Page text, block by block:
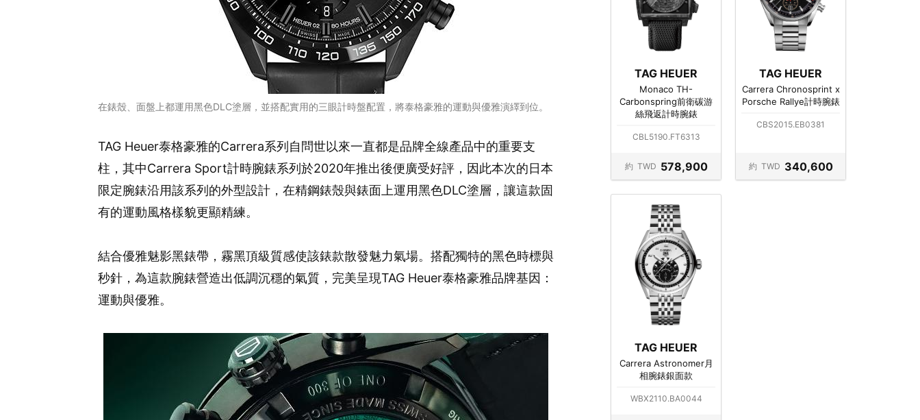
在錶殼、面盤上都運用黑色DLC塗層，並搭配實用的三眼計時盤配置，將泰格豪雅的運動與優雅演繹到位。
TAG Heuer泰格豪雅的Carrera系列自問世以來一直都是品牌全線產品中的重要支
柱，其中Carrera Sport計時腕錶系列於2020年推出後便廣受好評，因此本次的日本
限定腕錶沿用該系列的外型設計，在精鋼錶殼與錶面上運用黑色DLC塗層，讓這款固
有的運動風格樣貌更顯精練。
結合優雅魅影黑錶帶，霧黑頂級質感使該錶款散發魅力氣場。搭配獨特的黑色時標與
秒針，為這款腕錶營造出低調沉穩的氣質，完美呈現TAG Heuer泰格豪雅品牌基因：
運動與優雅。
TAG HEUER
Monaco TH-
Carbonspring前衛碳游
絲飛返計時腕錶
CBL5190.FT6313
約 TWD 578,900
TAG HEUER
Carrera Chronosprint x
Porsche Rallye計時腕錶
CBS2015.EB0381
約 TWD 340,600
TAG HEUER
Carrera Astronomer月
相腕錶銀面款
WBX2110.BA0044